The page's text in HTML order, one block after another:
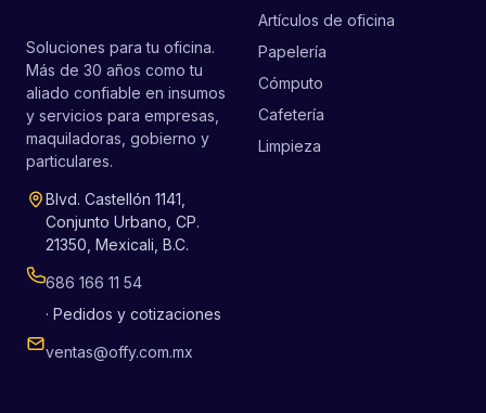
Soluciones para tu oficina.
Más de 30 años como tu
aliado confiable en insumos
y servicios para empresas,
maquiladoras, gobierno y
particulares.
Blvd. Castellón 1141,
Conjunto Urbano, CP.
21350, Mexicali, B.C.
686 166 11 54
· Pedidos y cotizaciones
ventas@offy.com.mx
Artículos de oficina
Papelería
Cómputo
Cafetería
Limpieza